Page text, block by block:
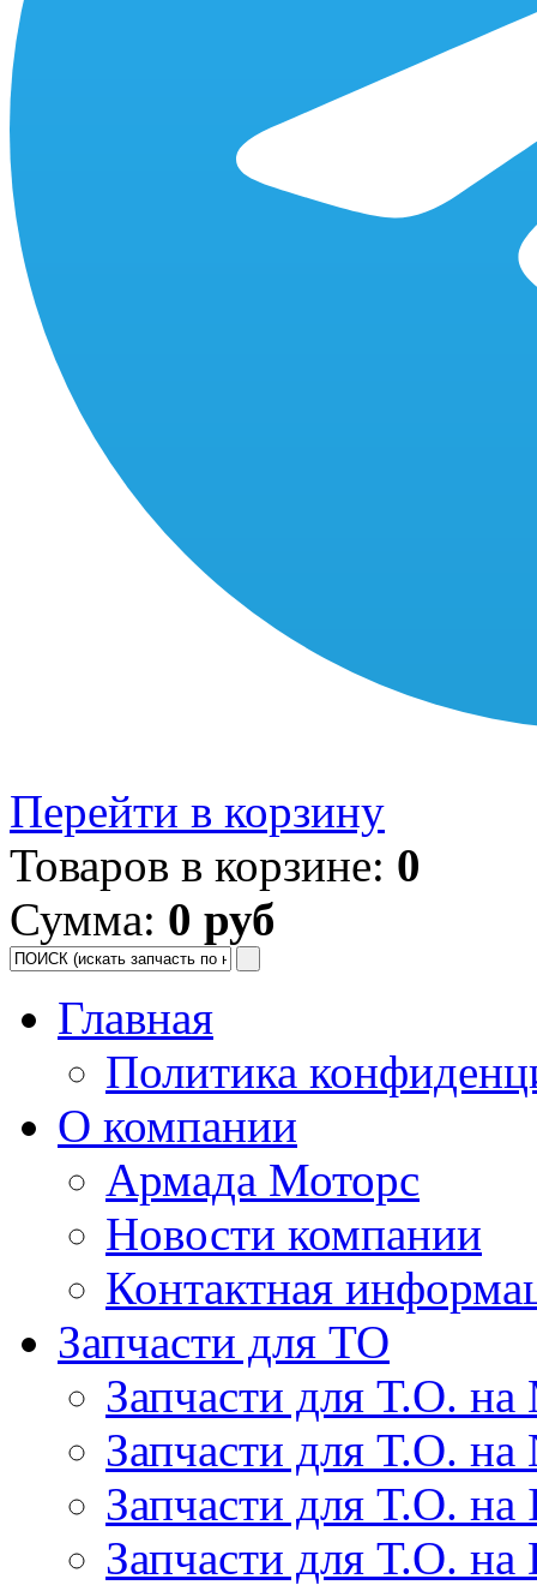
Перейти в корзину
Товаров в корзине: 0
Сумма: 0 руб
Главная
Политика
О компании
Армада Моторс
Новости компании
Контактная
Запчасти для ТО
Запчасти для Т.О. на
Запчасти для Т.О. на
Запчасти для Т.О.
Запчасти для Т.О. на